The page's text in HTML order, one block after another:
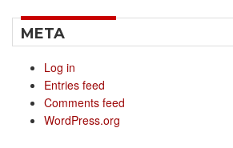
META
Log in
Entries feed
Comments feed
WordPress.org